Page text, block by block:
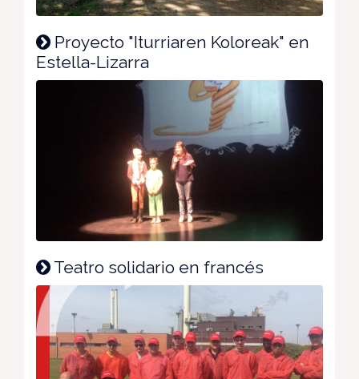
Proyecto "Iturriaren Koloreak" en
Estella-Lizarra
Teatro solidario en francés